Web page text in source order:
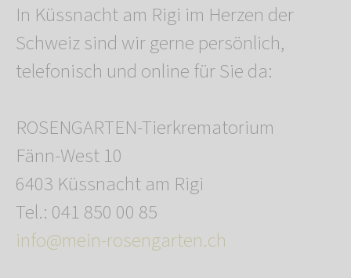
In Küssnacht am Rigi im Herzen der
Schweiz sind wir gerne persönlich,
telefonisch und online für Sie da:
ROSENGARTEN-Tierkrematorium
Fänn-West 10
6403 Küssnacht am Rigi
Tel.: 041 850 00 85
info@mein-rosengarten.ch